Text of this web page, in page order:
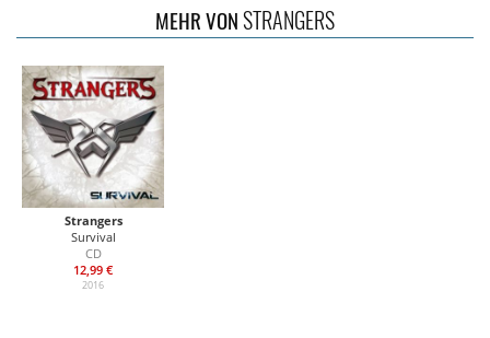
MEHR VONSTRANGERS
Strangers
Survival
CD
12,99 €
2016